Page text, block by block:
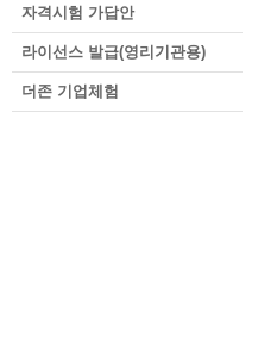
자격시험 가답안
라이선스 발급(영리기관용)
더존 기업체험